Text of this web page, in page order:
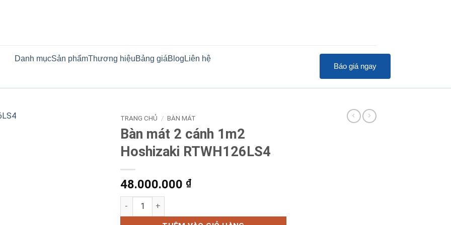
Danh mụcSản phẩmThương hiệuBảng giáBlog Liên hệ
Báo giá ngay
TRANG CHỦ / BÀN MÁT
Bàn mát 2 cánh 1m2
Hoshizaki RTWH126LS4
48.000.000 ₫
Bàn mát 2 cánh 1m2 Hoshizaki RTWH126LS4 số lượng